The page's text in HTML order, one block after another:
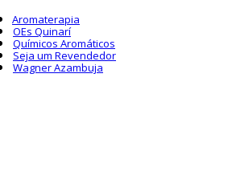
Aromaterapia
OEs Quinarí
Químicos Aromáticos
Seja um Revendedor
Wagner Azambuja